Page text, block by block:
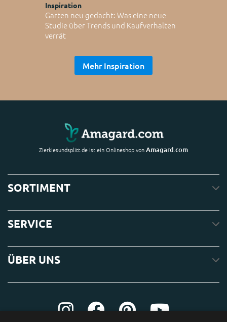
Inspiration
Garten neu gedacht: Was eine neue
Studie über Trends und Kaufverhalten
verrät
Mehr Inspiration
Zierkiesundsplitt.de ist ein Onlineshop vonAmagard.com
SORTIMENT
SERVICE
ÜBER UNS